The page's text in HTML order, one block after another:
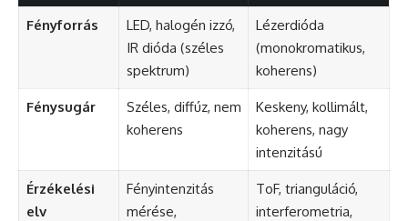
Fényforrás
LED, halogén izzó,
IR dióda (széles
spektrum)
Lézerdióda
(monokromatikus,
koherens)
Fénysugár
Széles, diffúz, nem
koherens
Keskeny, kollimált,
koherens, nagy
intenzitású
Érzékelési
elv
Fényintenzitás
mérése,
ToF, trianguláció,
interferometria,